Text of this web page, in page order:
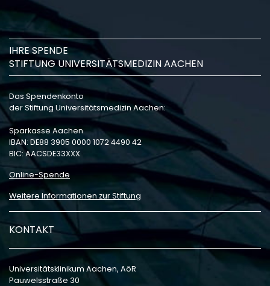
IHRE SPENDE
STIFTUNG UNIVERSITÄTSMEDIZIN AACHEN
Das Spendenkonto
der Stiftung Universitätsmedizin Aachen:
Sparkasse Aachen
IBAN: DE88 3905 0000 1072 4490 42
BIC: AACSDE33XXX
Online-Spende
Weitere Informationen zur Stiftung
KONTAKT
Universitätsklinikum Aachen, AöR
Pauwelsstraße 30